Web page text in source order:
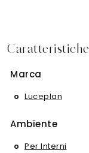
Caratteristiche
Marca
Luceplan
Ambiente
Per Interni